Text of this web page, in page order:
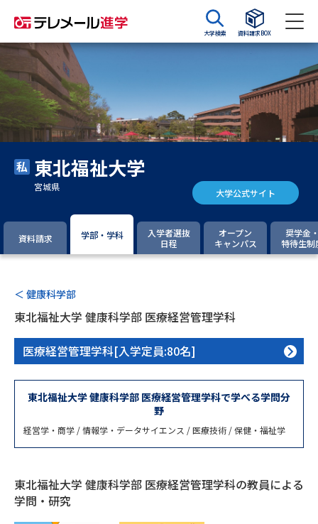
大学検索 資料請求BOX
大学・短大の資料種類から請求
大学パンフ
大学入学共通テスト利用選抜の
過去問題集
専門学校の資料請求 大学院の資料請求
留学・進学関連、塾・予備校
大学入学共通テスト「受験案
内」の請求
大学入学共通テスト「受験上の
配慮案内」の請求
高等学校卒業程度認定試験
幼稚園教員資格認定試験 小学校教員資格認定試験
試験
東北福祉大学
宮城県 大学公式サイト
資料請求 学部・学科
入学者選抜
日程
オープン
キャンパス
奨学金
特待生制
＜ 健康科学部
東北福祉大学 健康科学部 医療経営管理学科
医療経営管理学科[入学定員:80名]
東北福祉大学 健康科学部 医療経営管理学科で学べる学問分
野
経営学・商学 / 情報学・データサイエンス / 医療技術 / 保健・福祉学
東北福祉大学 健康科学部 医療経営管理学科の教員による
学問・研究